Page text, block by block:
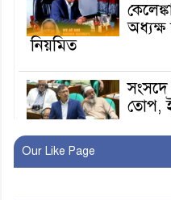
নিয়মিত
সংসদে
তোপ,
Our Like Page